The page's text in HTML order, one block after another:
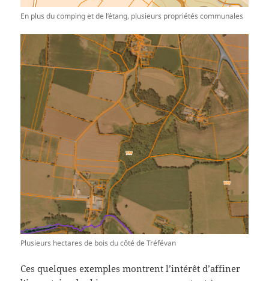
En plus du comping et de l’étang, plusieurs propriétés communales
Plusieurs hectares de bois du côté de Tréfévan
Ces quelques exemples montrent l’intérêt d’affiner